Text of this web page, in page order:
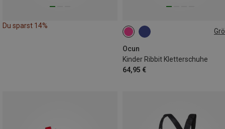
Du sparst 14%
Ocun
Kinder Ribbit Kletterschuhe
64,95 €
28|29
34|35